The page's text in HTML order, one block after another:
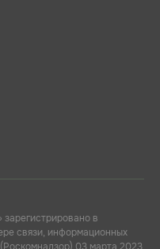
в
связи, информационных